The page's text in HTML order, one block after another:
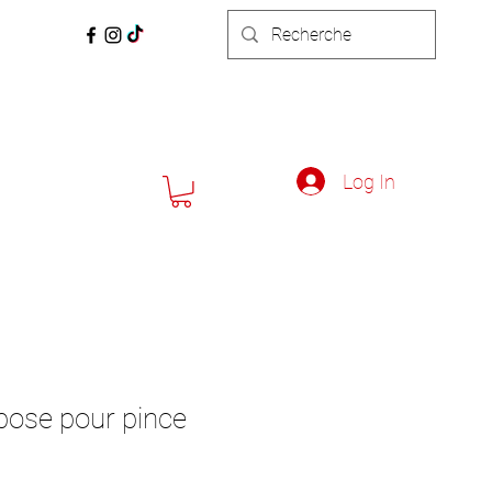
Log In
pour pince